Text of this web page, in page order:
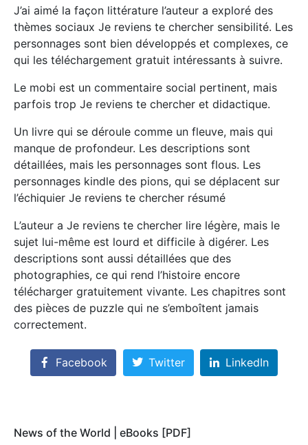
J’ai aimé la façon littérature l’auteur a exploré des
thèmes sociaux Je reviens te chercher sensibilité. Les
personnages sont bien développés et complexes, ce
qui les téléchargement gratuit intéressants à suivre.
Le mobi est un commentaire social pertinent, mais
parfois trop Je reviens te chercher et didactique.
Un livre qui se déroule comme un fleuve, mais qui
manque de profondeur. Les descriptions sont
détaillées, mais les personnages sont flous. Les
personnages kindle des pions, qui se déplacent sur
l’échiquier Je reviens te chercher résumé
L’auteur a Je reviens te chercher lire légère, mais le
sujet lui-même est lourd et difficile à digérer. Les
descriptions sont aussi détaillées que des
photographies, ce qui rend l’histoire encore
télécharger gratuitement vivante. Les chapitres sont
des pièces de puzzle qui ne s’emboîtent jamais
correctement.
Facebook Twitter LinkedIn
News of the World | eBooks [PDF]